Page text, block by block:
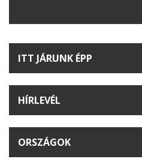
ITT JÁRUNK ÉPP
HÍRLEVÉL
ORSZÁGOK